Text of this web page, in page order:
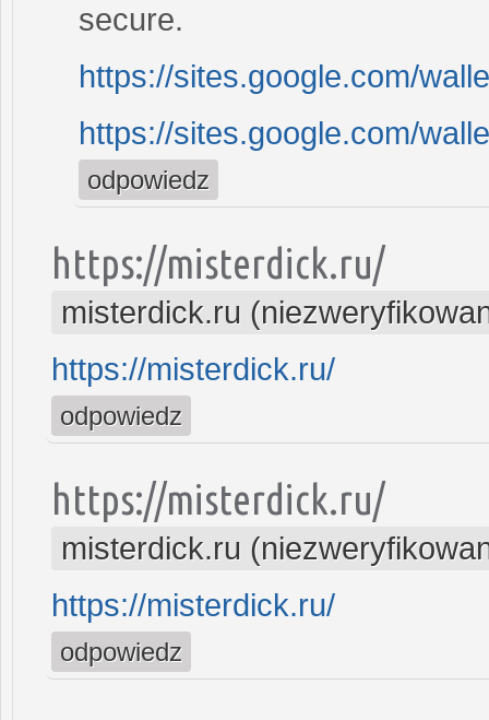
secure.
https://sites.google.com/
https://sites.google.com/
odpowiedz
https://misterdick.ru/
misterdick.ru
https://misterdick.ru/
odpowiedz
https://misterdick.ru/
misterdick.ru
https://misterdick.ru/
odpowiedz